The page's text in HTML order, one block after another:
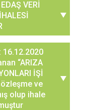
VERİ
16.12.2020
“ARIZA
İŞİ
ve
olup ihale